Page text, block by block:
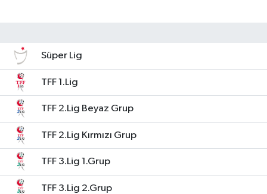
Süper Lig
TFF 1.Lig
TFF 2.Lig Beyaz Grup
TFF 2.Lig Kırmızı Grup
TFF 3.Lig 1.Grup
TFF 3.Lig 2.Grup